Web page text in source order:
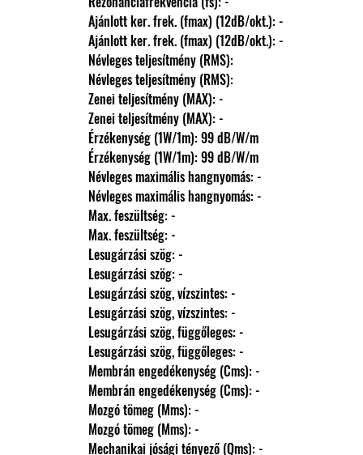
                Ajánlott ker. frek. (fmax) (12dB/okt.): -
                Ajánlott ker. frek. (fmax) (12dB/okt.): -
                Névleges teljesítmény (RMS):
                Névleges teljesítmény (RMS):
                Zenei teljesítmény (MAX): -
                Zenei teljesítmény (MAX): -
                Érzékenység (1W/1m): 99 dB/W/m
                Érzékenység (1W/1m): 99 dB/W/m
                Névleges maximális hangnyomás: -
                Névleges maximális hangnyomás: -
                Max. feszültség: -
                Max. feszültség: -
                Lesugárzási szög: -
                Lesugárzási szög: -
                Lesugárzási szög, vízszintes: -
                Lesugárzási szög, vízszintes: -
                Lesugárzási szög, függőleges: -
                Lesugárzási szög, függőleges: -
                Membrán engedékenység (Cms): -
                Membrán engedékenység (Cms): -
                Mozgó tömeg (Mms): -
                Mozgó tömeg (Mms): -
                Mechanikai jósági tényező (Qms): -